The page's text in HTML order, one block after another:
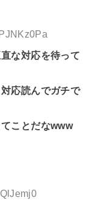
な対応を待って
応読んでガチで
ことだなwww